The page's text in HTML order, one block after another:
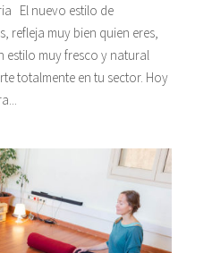
El nuevo estilo de
refleja muy bien quien eres,
estilo muy fresco y natural
totalmente en tu sector. Hoy